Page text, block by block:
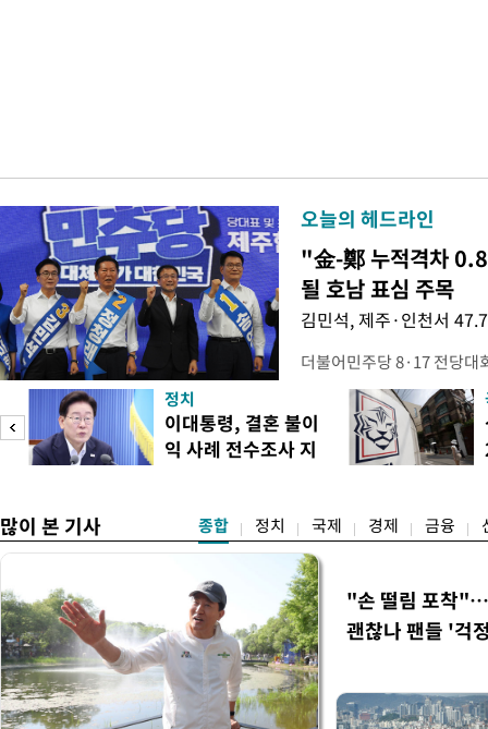
오늘의 헤드라인
"金-鄭 누적격차
될 호남 표심 주목
김민석, 제주·인천서
더불어민주당 8·17 전당대
보가 8일 제주·인천 지역
다. 앞서 정청래 후보 우세
·울산·경남 경선에서 1승
제주·인천 경선에서 이기
정치
이대통령, 결혼 불이
익 사례 전수조사 지
많이 본 기사 종합 정치 국제 경제 금융
"손 떨림 포착
괜찮나 팬들 '걱